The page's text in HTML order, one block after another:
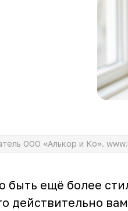
ООО «Алькор и Ко».
быть ещё более
действительно